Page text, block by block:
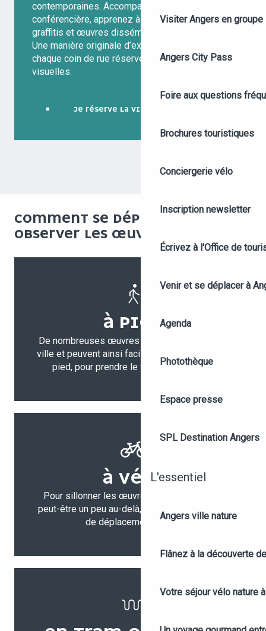
Visiter Angers en groupe
Angers City Pass
Foire aux questions
Brochures touristiques
Conciergerie vélo
Inscription newsletter
Écrivez à l'Office de
Venir et se déplacer à
Agenda
Photothèque
Espace presse
SPL Destination Angers
L'essentiel
Angers ville nature
Flânez à la découverte
Votre séjour vélo nature
contemporaines. Accompagné d’une guide
conférencière, apprenez à décrypter mosaïques,
graffitis et œuvres disséminées dans la ville.
Une manière originale d’explorer Angers, où
chaque coin de rue réserve son lot de surprises
visuelles.
JE RÉSERVE LA VISITE GUIDÉE
COMMENT SE DÉPLACER POUR
OBSERVER LES ŒUVRES ?
À PIED
De nombreuses œuvres se situent en centre-
ville et peuvent ainsi facilement se découvrir à
pied, pour prendre le temps d’observer.
À VÉLO
Pour sillonner les œuvres en centre-ville et
peut-être un peu au-delà, le vélo est le moyen
de déplacement idéal !